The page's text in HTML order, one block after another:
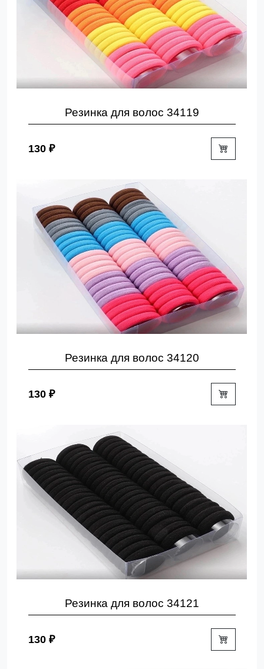
Резинка для волос 34119
130 ₽
Резинка для волос 34120
130 ₽
Резинка для волос 34121
130 ₽